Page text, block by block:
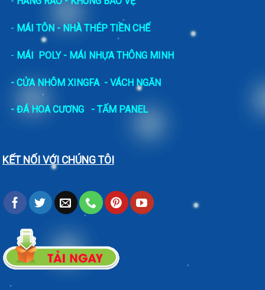
- MÁI TÔN - NHÀ THÉP TIỀN CHẾ
- MÁI POLY - MÁI NHỰA THÔNG MINH
- CỬA NHÔM XINGFA - VÁCH NGĂN
- ĐÁ HOA CƯƠNG - TẤM PANEL
KẾT NỐI VỚI CHÚNG TÔI